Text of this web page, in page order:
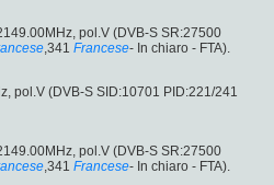
pol.V (DVB-S SR:27500
,341 Francese- In chiaro - FTA).
pol.V (DVB-S SID:10701 PID:221/241
pol.V (DVB-S SR:27500
,341 Francese- In chiaro - FTA).